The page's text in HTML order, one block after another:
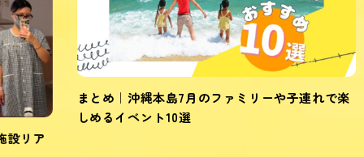
まとめ｜沖縄本島7月のファミリーや子連れで楽
しめるイベント10選